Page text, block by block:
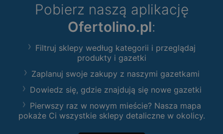
Pobierz naszą aplikację
Ofertolino.pl:
Filtruj sklepy według kategorii i przeglądaj
produkty i gazetki
Zaplanuj swoje zakupy z naszymi gazetkami
Dowiedz się, gdzie znajdują się nowe gazetki
Pierwszy raz w nowym mieście? Nasza mapa
pokaże Ci wszystkie sklepy detaliczne w okolicy.